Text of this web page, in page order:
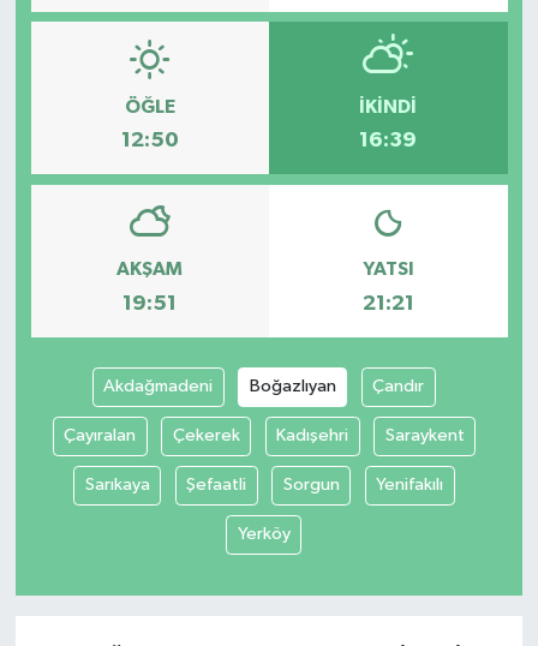
ÖĞLE
12:50
İKINDI
16:39
AKŞAM
19:51
YATSI
21:21
Akdağmadeni Boğazlıyan Çandır
Çayıralan Çekerek Kadışehri Saraykent
Sarıkaya Şefaatli Sorgun Yenifakılı
Yerköy